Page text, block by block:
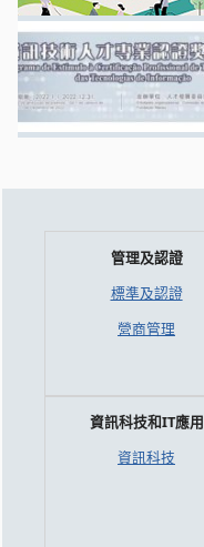
管理及認證
標準及認證
營商管理
資訊科技和IT應用
資訊科技